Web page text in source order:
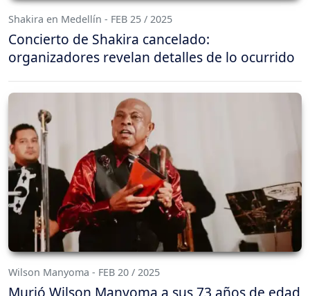
Shakira en Medellín - FEB 25 / 2025
Concierto de Shakira cancelado:
organizadores revelan detalles de lo ocurrido
Wilson Manyoma - FEB 20 / 2025
Murió Wilson Manyoma a sus 73 años de edad